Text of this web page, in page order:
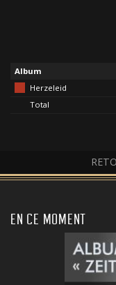
Album
Herzeleid
Total
EN CE MOMENT